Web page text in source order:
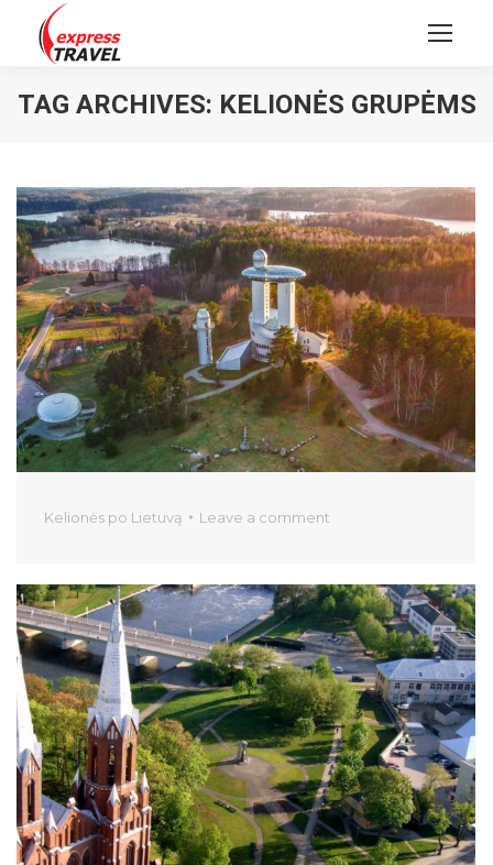
TAG ARCHIVES: KELIONĖS GRUPĖMS
Kelionės po Lietuvą Leave a comment